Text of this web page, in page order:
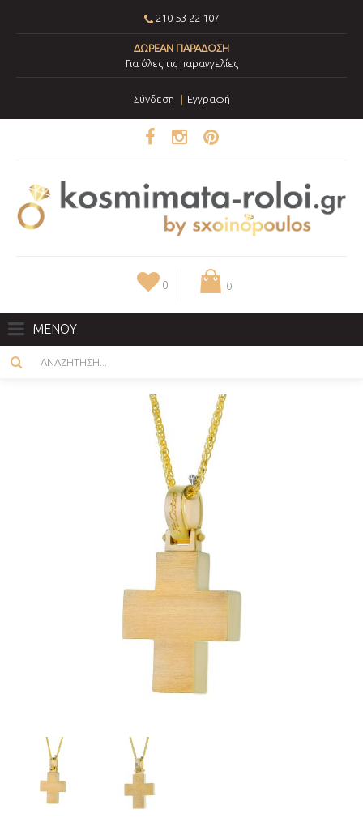
210 53 22 107
ΔΩΡΕΑΝ ΠΑΡΑΔΟΣΗ
Για όλες τις παραγγελίες
Σύνδεση Εγγραφή
0 0
ΜΕΝΟΥ